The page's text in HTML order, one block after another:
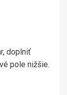
doplniť
pole nižšie.